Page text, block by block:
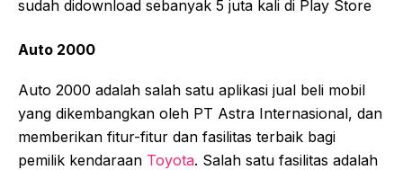
sudah didownload sebanyak 5 juta kali di Play Store
Auto 2000
Auto 2000 adalah salah satu aplikasi jual beli mobil
yang dikembangkan oleh PT Astra Internasional, dan
memberikan fitur-fitur dan fasilitas terbaik bagi
pemilik kendaraan Toyota. Salah satu fasilitas adalah